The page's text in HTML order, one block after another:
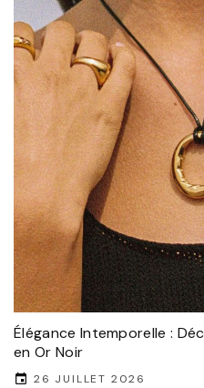
Élégance Intemporelle :
en Or Noir
26 JUILLET 2026